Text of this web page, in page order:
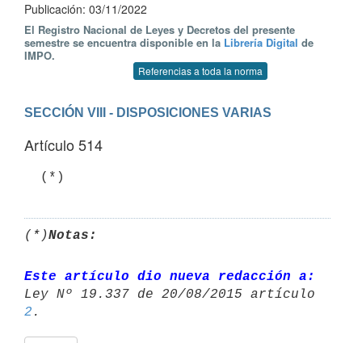
Publicación: 03/11/2022
El Registro Nacional de Leyes y Decretos del presente
semestre se encuentra disponible en la Librería Digital de
IMPO.
Referencias a toda la norma
SECCIÓN VIII - DISPOSICIONES VARIAS
Artículo 514
  (*)
(*)Notas:
Este artículo dio nueva redacción a:
2